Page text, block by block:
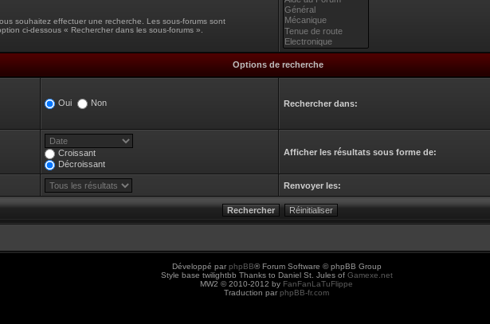
souhaitez effectuer une recherche. Les sous-forums sont
ci-dessous « Rechercher dans les sous-forums ».
Options de recherche
Oui Non Rechercher dans:
Croissant
Décroissant
Afficher les résultats sous forme de:
Renvoyer les:
Développé par phpBB® Forum Software © phpBB Group
Style base twilightbb Thanks to Daniel St. Jules of Gamexe.net
MW2 © 2010-2012 by FanFanLaTuFlippe
Traduction par phpBB-fr.com